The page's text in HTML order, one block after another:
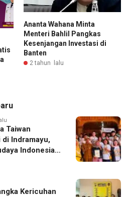
Ananta Wahana Minta
Menteri Bahlil Pangkas
Kesenjangan Investasi di
Banten
2 tahun lalu
Taiwan
di Indramayu,
Indonesia
Pekerja
Kericuhan